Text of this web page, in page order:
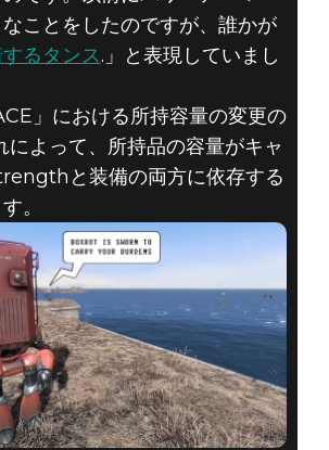
ことをしたのですが、誰かが
るタンス.」と表現していまし
」における所持容量の変更の
によって、所持品の容量がキャ
と装備の両方に依存する
。